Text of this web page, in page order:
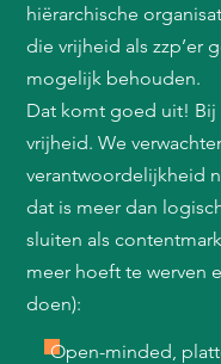
hiërarchische
die vrijheid als zzp’er
mogelijk behouden.
Dat komt goed uit! Bij
vrijheid. We
verantwoordelijkheid
dat is meer dan
sluiten als
meer hoeft te werven
doen):
Open-minded,